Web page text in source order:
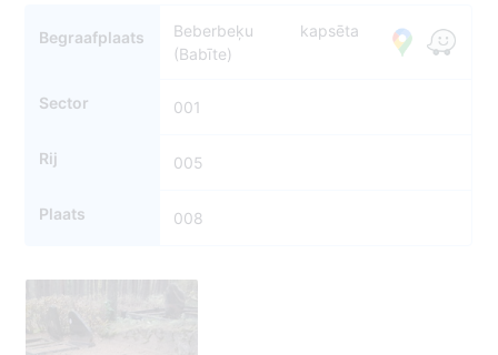
Begraafplaats
Beberbeķu kapsēta
(Babīte)
Sector 001
Rij 005
Plaats 008